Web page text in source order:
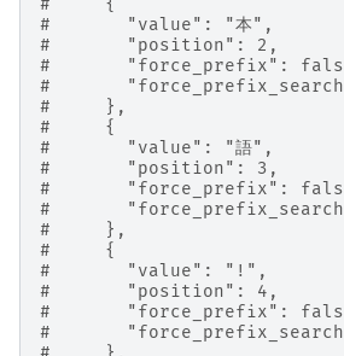
#     {
#       "value": "本",
#       "position": 2,
#       "force_prefix":
#
#     },
#     {
#       "value": "語",
#       "position": 3,
#       "force_prefix":
#
#     },
#     {
#       "value": "!",
#       "position": 4,
#       "force_prefix":
#